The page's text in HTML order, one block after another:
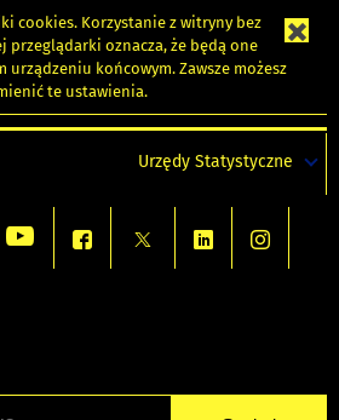
cookies. Korzystanie z witryny bez
przeglądarki oznacza, że będą one
urządzeniu końcowym. Zawsze możesz
te ustawienia.
Urzędy Statystyczne